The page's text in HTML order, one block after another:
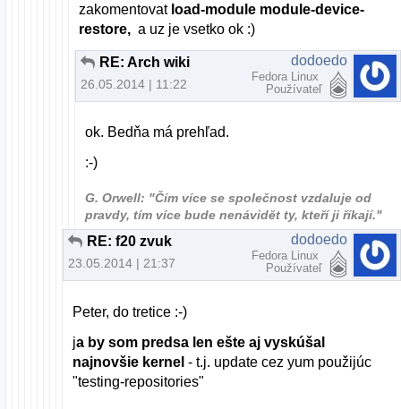
zakomentovat load-module module-device-
restore, a uz je vsetko ok :)
RE: Arch wiki
26.05.2014 | 11:22
dodoedo
Fedora Linux
Používateľ
ok. Bedňa má prehľad.
:-)
G. Orwell: "Čím více se společnost vzdaluje od
pravdy, tím více bude nenávidět ty, kteří ji říkají."
RE: f20 zvuk
23.05.2014 | 21:37
dodoedo
Fedora Linux
Používateľ
Peter, do tretice :-)
ja by som predsa len ešte aj vyskúšal
najnovšie kernel - t.j. update cez yum použijúc
"testing-repositories"